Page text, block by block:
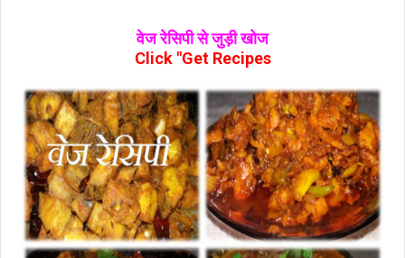
वेज रेसिपी से जुड़ी खोज
Click "Get Recipes